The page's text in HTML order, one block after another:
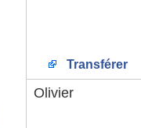
Transférer
Olivier